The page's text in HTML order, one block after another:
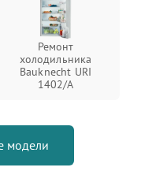
Ремонт
холодильника
Bauknecht URI
1402/A
модели